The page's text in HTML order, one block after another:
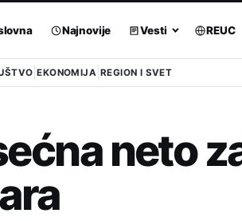
Najnovije Vesti REUC
EKONOMIJA REGION I SVET
neto